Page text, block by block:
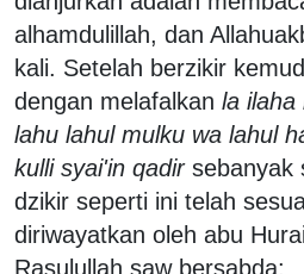
alhamdulillah, dan
kali. Setelah berzikir
dengan melafalkan la ilaha
lahu lahul mulku wa lahul
kulli syai'in qadirsebanyak
dzikir seperti ini telah
diriwayatkan oleh abu
Rasulullah saw bersabda: